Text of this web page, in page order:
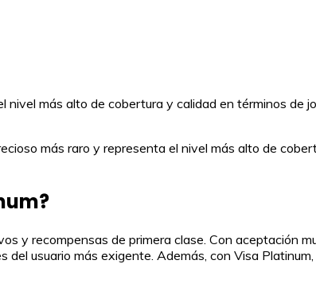
más alto de cobertura y calidad en términos de
más raro y representa el nivel más alto de
y recompensas de primera clase. Con aceptación
usuario más exigente. Además, con Visa